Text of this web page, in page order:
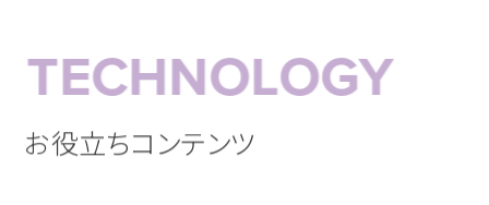
TECHNOLOGY
お役立ちコンテンツ